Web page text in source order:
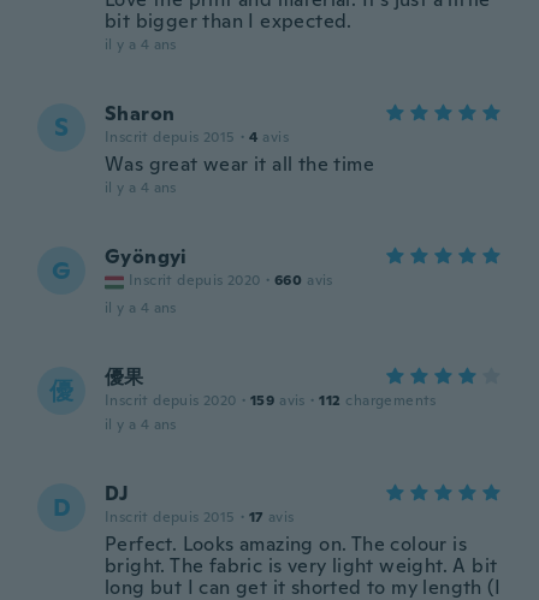
bit bigger than I expected.
il y a 4 ans
S Sharon
Inscrit depuis 2015 · 4 avis
Was great wear it all the time
il y a 4 ans
G Gyöngyi
Inscrit depuis 2020 · 660 avis
il y a 4 ans
優 優果
Inscrit depuis 2020 · 159 avis · 112 chargements
il y a 4 ans
D DJ
Inscrit depuis 2015 · 17 avis
Perfect. Looks amazing on. The colour is
bright. The fabric is very light weight. A bit
long but I can get it shorted to my length (I